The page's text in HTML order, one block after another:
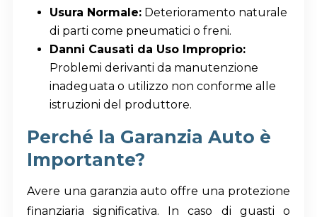
Usura Normale:Deterioramento naturale
di parti come pneumatici o freni.
Danni Causati da Uso Improprio:
Problemi derivanti da manutenzione
inadeguata o utilizzo non conforme alle
istruzioni del produttore.
Perché la Garanzia Auto è
Importante?
Avere una garanzia auto offre una protezione
finanziaria significativa. In caso di guasti o